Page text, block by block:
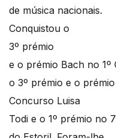
de música nacionais.
Conquistou o
3º prémio
e o prémio Bach no
o 3º prémio e o
Concurso Luisa
Todi e o 1º prémio no